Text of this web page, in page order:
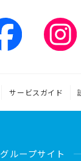
サービスガイド
グループサイト